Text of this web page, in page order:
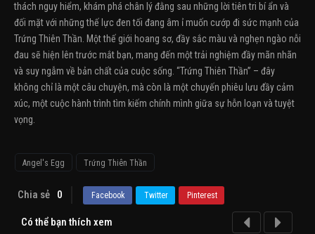
thách nguy hiểm, khám phá chân lý đằng sau những lời tiên tri bí ẩn và
đối mặt với những thế lực đen tối đang âm ỉ muốn cướp đi sức mạnh của
Trứng Thiên Thần. Một thế giới hoang sơ, đầy sắc màu và nghẹn ngào nỗi
đau sẽ hiện lên trước mắt bạn, mang đến một trải nghiệm đầy mãn nhãn
và suy ngẫm về bản chất của cuộc sống. “Trứng Thiên Thần” – đây
không chỉ là một câu chuyện, mà còn là một chuyến phiêu lưu đầy cảm
xúc, một cuộc hành trình tìm kiếm chính mình giữa sự hỗn loạn và tuyệt
vọng.
Angel's Egg Trứng Thiên Thần
Chia sẻ 0 Facebook Twitter Pinterest
Có thể bạn thích xem